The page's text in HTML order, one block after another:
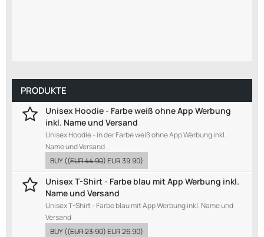
PRODUKTE
Unisex Hoodie - Farbe weiß ohne App Werbung
inkl. Name und Versand
Unisex Hoodie - in der Farbe weiß ohne App Werbung inkl.
Name und Versand
BUY((EUR 44.90)EUR 39.90)
Unisex T-Shirt - Farbe blau mit App Werbung inkl.
Name und Versand
Unisex T-Shirt - Farbe blau mit App Werbung inkl. Name und
Versand
BUY((EUR 23.90)EUR 26.90)